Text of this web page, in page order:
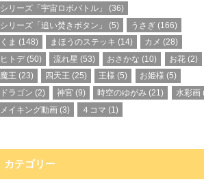
シリーズ「宇宙ロボバトル」
(36)
シリーズ「追い焚きボタン」
(5) うさぎ (166)
くま (148) まほうのステッキ (14) カメ (28)
ヒトデ (50) 流れ星 (53) おさかな (10) お花(2)
魔王 (23) 四天王 (25) 王様 (5) お姫様 (5)
ドラゴン (2) 神官 (9) 時空のゆがみ (21) 水彩画
メイキング動画 (3) ４コマ (1)
カテゴリー